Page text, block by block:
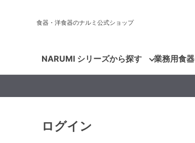
食器・洋食器のナルミ公式ショップ
NARUMI シリーズから探す 業務用食器
ログイン